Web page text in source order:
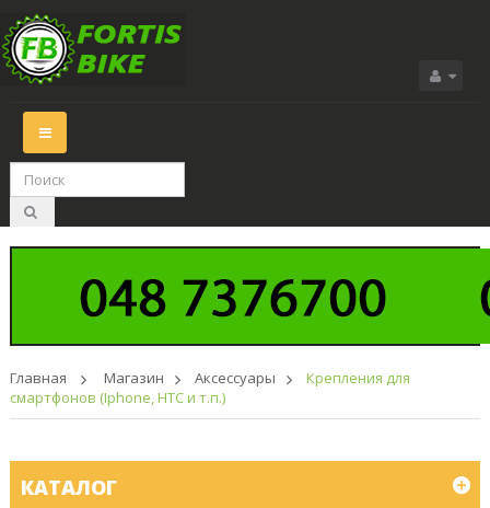
Переключить
навигации
Главная > Магазин > Аксессуары >
Крепления для
смартфонов (Iphone, HTC и т.п.)
КАТАЛОГ